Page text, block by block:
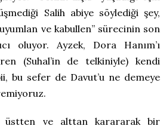
Salih abiye söylediği şey,
ve kabullen” sürecinin son
oluyor. Ayzek, Dora Hanım’ı
(Suhal’in de telkiniyle) kendi
bu sefer de Davut’u ne demeye
üstten ve alttan karararak bir